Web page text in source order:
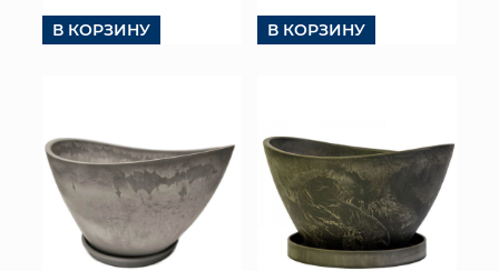
В КОРЗИНУ В КОРЗИНУ